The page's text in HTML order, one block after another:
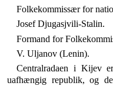
Folkekommissær for
Josef Djugasjvili-Stalin.
Formand for
V. Uljanov (Lenin).
Centralradaen i Kijev
uafhængig republik, og